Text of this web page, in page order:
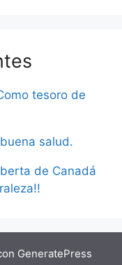
tesoro de
salud.
de Canadá
GeneratePress